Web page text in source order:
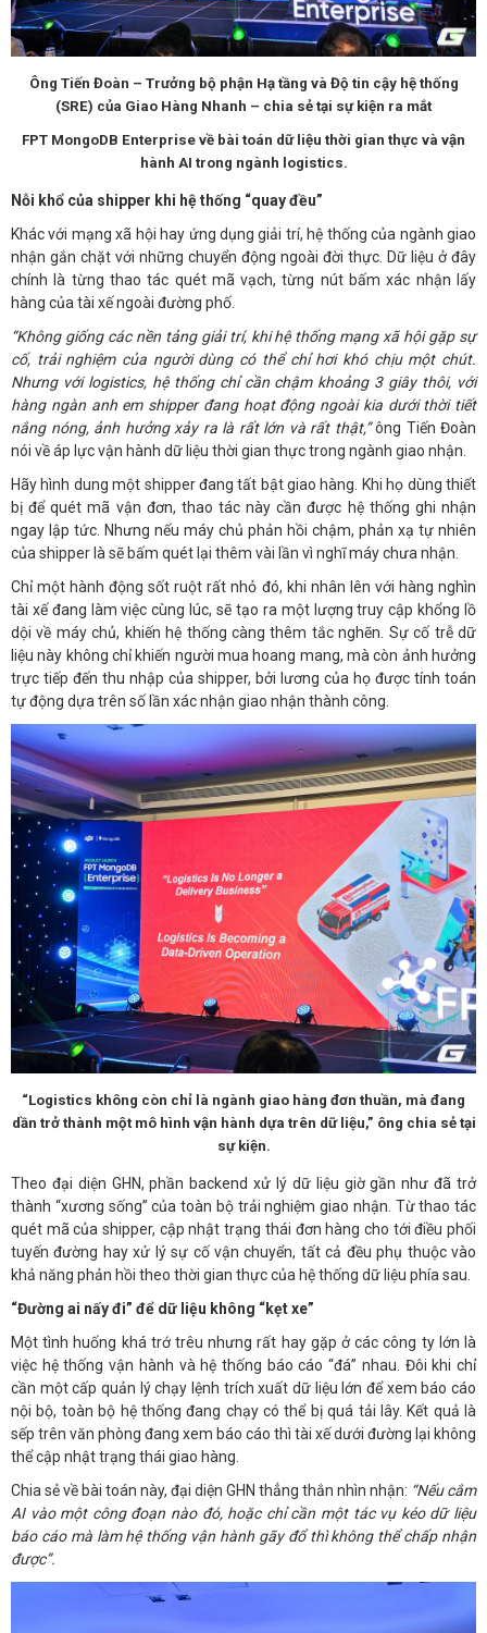
Ông Tiến Đoàn – Trưởng bộ phận Hạ tầng và Độ tin cậy hệ thống
(SRE) của Giao Hàng Nhanh – chia sẻ tại sự kiện ra mắt
FPT MongoDB Enterprise về bài toán dữ liệu thời gian thực và vận
hành AI trong ngành logistics.
Nỗi khổ của shipper khi hệ thống “quay đều”
Khác với mạng xã hội hay ứng dụng giải trí, hệ thống của ngành giao
nhận gắn chặt với những chuyển động ngoài đời thực. Dữ liệu ở đây
chính là từng thao tác quét mã vạch, từng nút bấm xác nhận lấy
hàng của tài xế ngoài đường phố.
“Không giống các nền tảng giải trí, khi hệ thống mạng xã hội gặp sự
cố, trải nghiệm của người dùng có thể chỉ hơi khó chịu một chút.
Nhưng với logistics, hệ thống chỉ cần chậm khoảng 3 giây thôi, với
hàng ngàn anh em shipper đang hoạt động ngoài kia dưới thời tiết
nắng nóng, ảnh hưởng xảy ra là rất lớn và rất thật,”ông Tiến Đoàn
nói về áp lực vận hành dữ liệu thời gian thực trong ngành giao nhận.
Hãy hình dung một shipper đang tất bật giao hàng. Khi họ dùng thiết
bị để quét mã vận đơn, thao tác này cần được hệ thống ghi nhận
ngay lập tức. Nhưng nếu máy chủ phản hồi chậm, phản xạ tự nhiên
của shipper là sẽ bấm quét lại thêm vài lần vì nghĩ máy chưa nhận.
Chỉ một hành động sốt ruột rất nhỏ đó, khi nhân lên với hàng nghìn
tài xế đang làm việc cùng lúc, sẽ tạo ra một lượng truy cập khổng lồ
dội về máy chủ, khiến hệ thống càng thêm tắc nghẽn. Sự cố trễ dữ
liệu này không chỉ khiến người mua hoang mang, mà còn ảnh hưởng
trực tiếp đến thu nhập của shipper, bởi lương của họ được tính toán
tự động dựa trên số lần xác nhận giao nhận thành công.
“Logistics không còn chỉ là ngành giao hàng đơn thuần, mà đang
dần trở thành một mô hình vận hành dựa trên dữ liệu,” ông chia sẻ tại
sự kiện.
Theo đại diện GHN, phần backend xử lý dữ liệu giờ gần như đã trở
thành “xương sống” của toàn bộ trải nghiệm giao nhận. Từ thao tác
quét mã của shipper, cập nhật trạng thái đơn hàng cho tới điều phối
tuyến đường hay xử lý sự cố vận chuyển, tất cả đều phụ thuộc vào
khả năng phản hồi theo thời gian thực của hệ thống dữ liệu phía sau.
“Đường ai nấy đi” để dữ liệu không “kẹt xe”
Một tình huống khá trớ trêu nhưng rất hay gặp ở các công ty lớn là
việc hệ thống vận hành và hệ thống báo cáo “đá” nhau. Đôi khi chỉ
cần một cấp quản lý chạy lệnh trích xuất dữ liệu lớn để xem báo cáo
nội bộ, toàn bộ hệ thống đang chạy có thể bị quá tải lây. Kết quả là
sếp trên văn phòng đang xem báo cáo thì tài xế dưới đường lại không
thể cập nhật trạng thái giao hàng.
Chia sẻ về bài toán này, đại diện GHN thẳng thắn nhìn nhận: “Nếu cắm
AI vào một công đoạn nào đó, hoặc chỉ cần một tác vụ kéo dữ liệu
báo cáo mà làm hệ thống vận hành gãy đổ thì không thể chấp nhận
được”.